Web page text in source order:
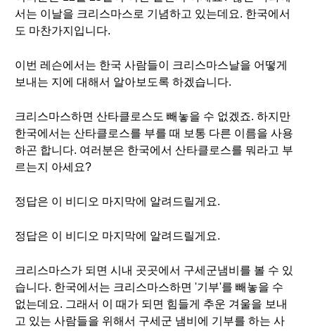
서는 이날을 크리스마스로 기념하고 있는데요. 한국에서
도 마찬가지입니다.
이번 레슨에서는 한국 사람들이 크리스마스날을 어떻게
보내는 지에 대해서 알아보도록 하겠습니다.
크리스마스하면 산타클로스도 빼놓을 수 없겠죠. 하지만
한국에서는 산타클로스를 부를 때 보통 다른 이름을 사용
하곤 합니다. 여러분은 한국에서 산타클로스를 뭐라고 부
르는지 아세요?
정답은 이 비디오 마지막에 알려드릴게요.
정답은 이 비디오 마지막에 알려드릴게요.
크리스마스가 되면 시내 곳곳에서 구세군냄비를 볼 수 있
습니다. 한국에서는 크리스마스하면 '기부'를 빼놓을 수
없는데요. 그래서 이 때가 되면 힘들게 추운 겨울을 보내
고 있는 사람들을 위해서 구세군 냄비에 기부를 하는 사